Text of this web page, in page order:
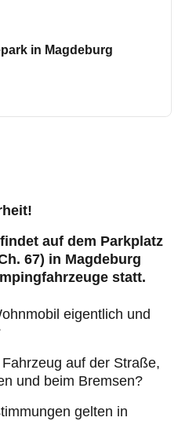
in Magdeburg
auf dem Parkplatz
67) in Magdeburg
statt.
eigentlich und
auf der Straße,
und beim Bremsen?
gelten in